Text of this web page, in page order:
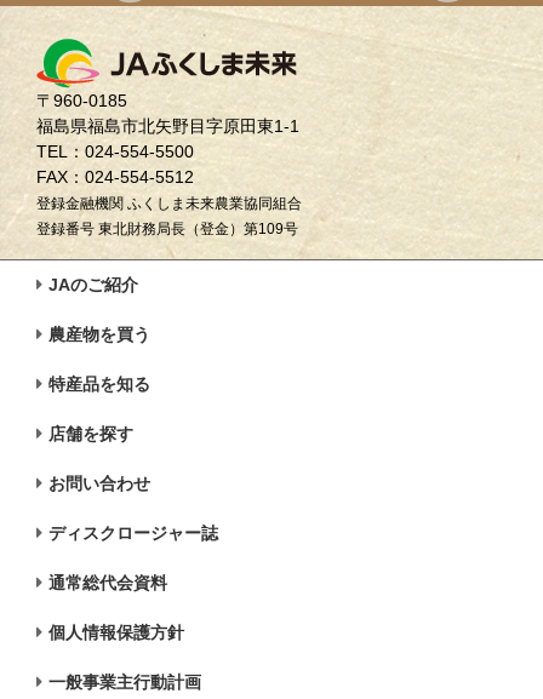
〒960-0185
福島県福島市北矢野目字原田東1-1
TEL：024-554-5500
FAX：024-554-5512
登録金融機関 ふくしま未来農業協同組合
登録番号 東北財務局長（登金）第109号
JAのご紹介
農産物を買う
特産品を知る
店舗を探す
お問い合わせ
ディスクロージャー誌
通常総代会資料
個人情報保護方針
一般事業主行動計画